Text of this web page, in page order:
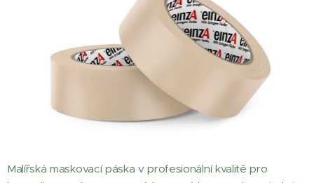
Malířská maskovací páska v profesionální kvalitě pro